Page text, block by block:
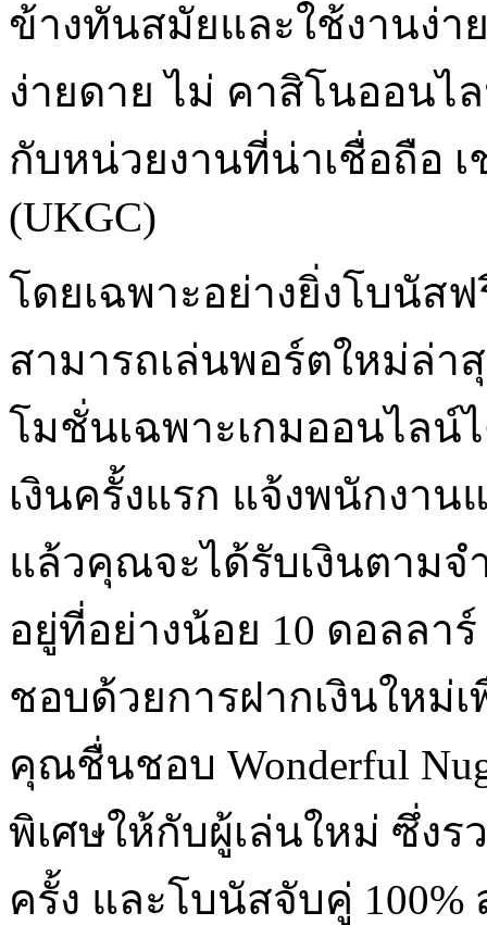
ข้างทันสมัยและใช้งานง่า
ง่ายดาย ไม่ คาสิโนออนไ
กับหน่วยงานที่น่าเชื่อถือ เช่
(UKGC)
โดยเฉพาะอย่างยิ่งโบนัส
สามารถเล่นพอร์ตใหม่ล่า
โมชั่นเฉพาะเกมออนไลน์
เงินครั้งแรก แจ้งพนักงา
แล้วคุณจะได้รับเงินตามจ
อยู่ที่อย่างน้อย 10 ดอลล
ชอบด้วยการฝากเงินใหม่
คุณชื่นชอบ Wonderful
พิเศษให้กับผู้เล่นใหม่ ซึ่งร
ครั้ง และโบนัสจับคู่ 100%